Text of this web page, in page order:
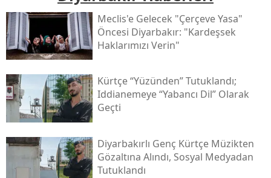
Meclis'e Gelecek "çerçeve Yasa"
Öncesi Diyarbakır: "kardeşsek
Haklarımızı Verin"
Kürtçe “yüzünden” Tutuklandı;
Iddianemeye “yabancı Dil” Olarak
Geçti
Diyarbakırlı Genç Kürtçe Müzikten
Gözaltına Alındı, Sosyal Medyadan
Tutuklandı